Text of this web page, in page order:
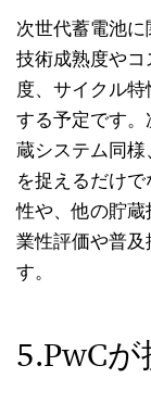
次世代蓄電池に
技術成熟度や
度、サイクル
する予定です
蔵システム同
を捉えるだけ
性や、他の貯
業性評価や普及
す。
5.PwC